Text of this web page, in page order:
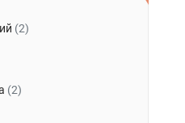
(2)
(2)